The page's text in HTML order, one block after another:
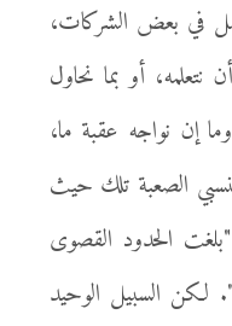
في بعض الشركات،
نتعلمه، أو بما نحاول
إن نواجه عقبة ما،
الصعبة تلك حيث
الحدود القصوى
لكن السبيل الوحيد